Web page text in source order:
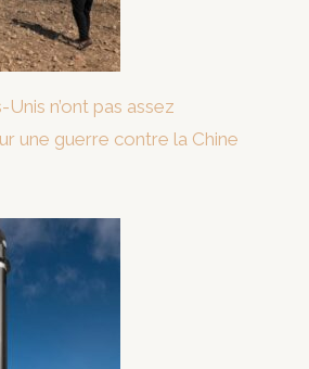
n’ont pas assez
une guerre contre la Chine